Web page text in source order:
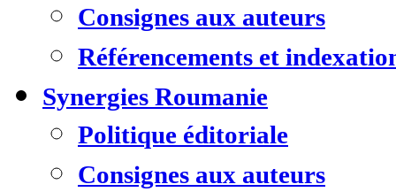
Consignes aux auteurs
Référencements et
Synergies Roumanie
Politique éditoriale
Consignes aux auteurs